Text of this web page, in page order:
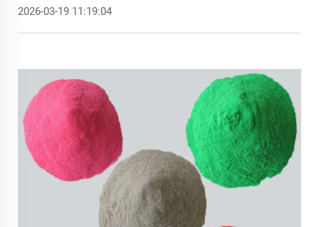
2026-03-19 11:19:04